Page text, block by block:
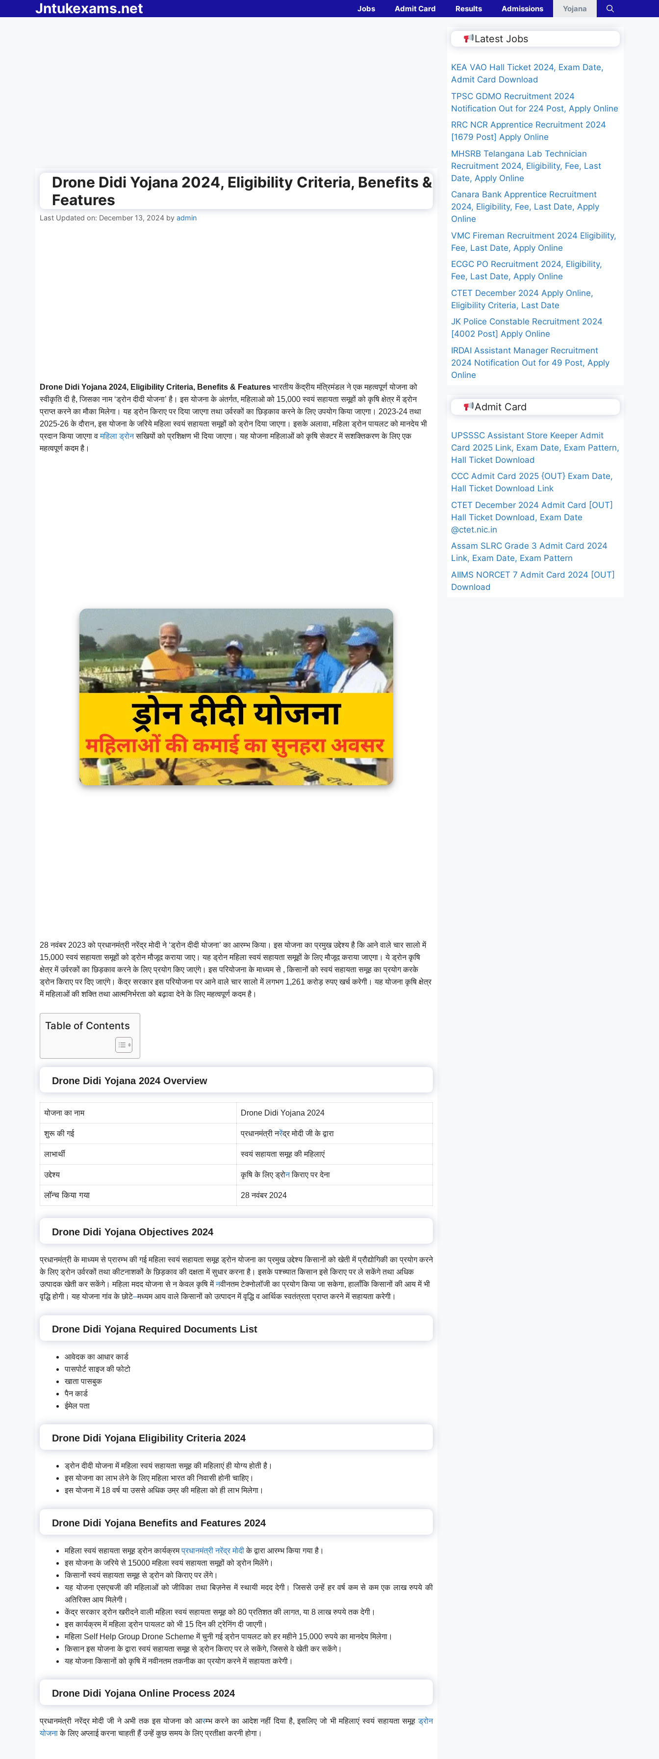
to
Jntukexams.net Jobs Admit Card Results Admissions Yojana
Drone Didi Yojana 2024, Eligibility Criteria, Benefits &
Features
Last Updated on: December 13, 2024 by admin
Drone Didi Yojana 2024, Eligibility Criteria, Benefits & Features भारतीय केंद्रीय मंत्रिमंडल ने एक महत्वपूर्ण योजना को
स्वीकृति दी है, जिसका नाम ‘ड्रोन दीदी योजना’ है। इस योजना के अंतर्गत, महिलाओ को 15,000 स्वयं सहायता समूहों को कृषि क्षेत्र में ड्रोन
प्राप्त करने का मौका मिलेगा। यह ड्रोन किराए पर दिया जाएगा तथा उर्वरकों का छिड़काव करने के लिए उपयोग किया जाएगा। 2023-24 तथा
2025-26 के दौरान, इस योजना के जरिये महिला स्वयं सहायता समूहों को ड्रोन दिया जाएगा। इसके अलावा, महिला ड्रोन पायलट को मानदेय भी
प्रदान किया जाएगा वमहिला ड्रोनसखियों को प्रशिक्षण भी दिया जाएगा। यह योजना महिलाओं को कृषि सेक्टर में सशक्तिकरण के लिए एक
महत्वपूर्ण कदम है।
28 नवंबर 2023 को प्रधानमंत्री नरेंद्र मोदी ने ‘ड्रोन दीदी योजना’ का आरम्भ किया। इस योजना का प्रमुख उद्देश्य है कि आने वाले चार सालो में
15,000 स्वयं सहायता समूहों को ड्रोन मौजूद कराया जाए। यह ड्रोन महिला स्वयं सहायता समूहों के लिए मौजूद कराया जाएगा। ये ड्रोन कृषि
क्षेत्र में उर्वरकों का छिड़काव करने के लिए प्रयोग किए जाएंगे। इस परियोजना के माध्यम से , किसानों को स्वयं सहायता समूह का प्रयोग करके
ड्रोन किराए पर दिए जाएंगे। केंद्र सरकार इस परियोजना पर आने वाले चार सालो में लगभग 1,261 करोड़ रुपए खर्च करेगी। यह योजना कृषि क्षेत्र
में महिलाओं की शक्ति तथा आत्मनिर्भरता को बढ़ावा देने के लिए महत्वपूर्ण कदम है।
Table of Contents
Drone Didi Yojana 2024 Overview
योजना का नाम Drone Didi Yojana 2024
शुरू की गई प्रधानमंत्री नरेंद्र मोदी जी के द्वारा
लाभार्थी स्वयं सहायता समूह की महिलाएं
उद्देश्य कृषि के लिए ड्रोनकिराए पर देना
लॉन्च किया गया 28 नवंबर 2024
Drone Didi Yojana Objectives 2024
प्रधानमंत्री के माध्यम से प्रारम्भ की गई महिला स्वयं सहायता समूह ड्रोन योजना का प्रमुख उद्देश्य किसानों को खेती में प्रौद्योगिकी का प्रयोग करने
के लिए ड्रोन उर्वरकों तथा कीटनाशकों के छिड़काव की दक्षता में सुधार करना है। इसके पश्च्यात किसान इसे किराए पर ले सकेंगे तथा अधिक
उत्पादक खेती कर सकेंगे। महिला मदद योजना से न केवल कृषि मेंनवीनतम टेक्नोलॉजी का प्रयोग किया जा सकेगा, हालाँकि किसानों की आय में भी
वृद्धि होगी। यह योजना गांव के छोटे–मध्यम आय वाले किसानों को उत्पादन में वृद्धि व आर्थिक स्वतंत्रता प्राप्त करने में सहायता करेगी।
Drone Didi Yojana Required Documents List
आवेदक का आधार कार्ड
पासपोर्ट साइज की फोटो
खाता पासबुक
पैन कार्ड
ईमेल पता
Drone Didi Yojana Eligibility Criteria 2024
ड्रोन दीदी योजना में महिला स्वयं सहायता समूह की महिलाएं ही योग्य होती है।
इस योजना का लाभ लेने के लिए महिला भारत की निवासी होनी चाहिए।
इस योजना में 18 वर्ष या उससे अधिक उम्र की महिला को ही लाभ मिलेगा।
Drone Didi Yojana Benefits and Features 2024
महिला स्वयं सहायता समूह ड्रोन कार्यक्रमप्रधानमंत्री नरेंद्र मोदीके द्वारा आरम्भ किया गया है।
इस योजना के जरिये से 15000 महिला स्वयं सहायता समूहों को ड्रोन मिलेंगे।
किसानों स्वयं सहायता समूह से ड्रोन को किराए पर लेंगे।
यह योजना एसएचजी की महिलाओं को जीविका तथा बिज़नेस में स्थायी मदद देगी। जिससे उन्हें हर वर्ष कम से कम एक लाख रुपये की
अतिरिक्त आय मिलेगी।
केंद्र सरकार ड्रोन खरीदने वाली महिला स्वयं सहायता समूह को 80 प्रतिशत की लागत, या 8 लाख रुपये तक देगी।
इस कार्यक्रम में महिला ड्रोन पायलट को भी 15 दिन की ट्रेनिंग दी जाएगी।
महिला Self Help Group Drone Scheme में चुनी गई ड्रोन पायलट को हर महीने 15,000 रुपये का मानदेय मिलेगा।
किसान इस योजना के द्वारा स्वयं सहायता समूह से ड्रोन किराए पर ले सकेंगे, जिससे वे खेती कर सकेंगे।
यह योजना किसानों को कृषि में नवीनतम तकनीक का प्रयोग करने में सहायता करेगी।
Drone Didi Yojana Online Process 2024
प्रधानमंत्री नरेंद्र मोदी जी ने अभी तक इस योजना को आरम्भ करने का आदेश नहीं दिया है, इसलिए जो भी महिलाएं स्वयं सहायता समूहड्रोन
योजनाके लिए अप्लाई करना चाहती हैं उन्हें कुछ समय के लिए प्रतीक्षा करनी होगा।
Latest Jobs
KEA VAO Hall Ticket 2024, Exam Date,
Admit Card Download
TPSC GDMO Recruitment 2024
Notification Out for 224 Post, Apply Online
RRC NCR Apprentice Recruitment 2024
[1679 Post] Apply Online
MHSRB Telangana Lab Technician
Recruitment 2024, Eligibility, Fee, Last
Date, Apply Online
Canara Bank Apprentice Recruitment
2024, Eligibility, Fee, Last Date, Apply
Online
VMC Fireman Recruitment 2024 Eligibility,
Fee, Last Date, Apply Online
ECGC PO Recruitment 2024, Eligibility,
Fee, Last Date, Apply Online
CTET December 2024 Apply Online,
Eligibility Criteria, Last Date
JK Police Constable Recruitment 2024
[4002 Post] Apply Online
IRDAI Assistant Manager Recruitment
2024 Notification Out for 49 Post, Apply
Online
Admit Card
UPSSSC Assistant Store Keeper Admit
Card 2025 Link, Exam Date, Exam Pattern,
Hall Ticket Download
CCC Admit Card 2025 {OUT} Exam Date,
Hall Ticket Download Link
CTET December 2024 Admit Card [OUT]
Hall Ticket Download, Exam Date
@ctet.nic.in
Assam SLRC Grade 3 Admit Card 2024
Link, Exam Date, Exam Pattern
AIIMS NORCET 7 Admit Card 2024 [OUT]
Download